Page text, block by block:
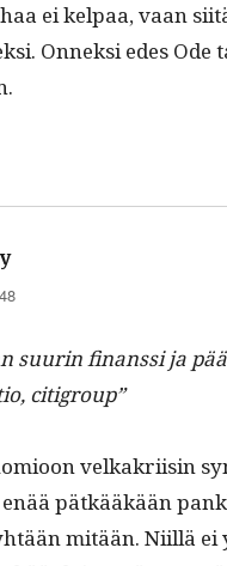
ei kel­paa, vaan
Onnek­si edes Ode
sanoo:
suurin finanssi ja
citigroup”
velka­kri­isin
pätkääkään
mitään. Niil­lä